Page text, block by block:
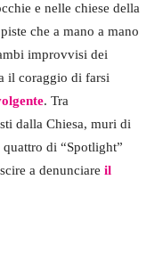
e nelle chiese della
che a mano a mano
improvvisi dei
il coraggio di farsi
. Tra
dalla Chiesa, muri di
di “Spotlight”
a denunciare il